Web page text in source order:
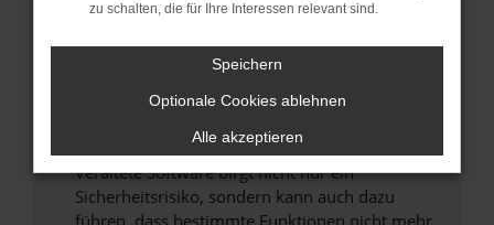
Starte dein Gerät neu.
Das kann manchmal helfen, vorübergehende
Probleme zu beheben.
Stelle sicher, dass dein Browser und dein
Veraltete Software birgt nicht nur ein
Sicherheitsrisiko, sondern kann auch dazu
führen, dass bestimmte Funktionen nicht mehr
zu schalten, die für Ihre Interessen relevant sind.
Speichern
Optionale Cookies ablehnen
Alle akzeptieren